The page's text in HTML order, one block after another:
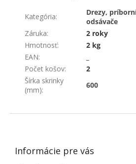
Kategória:
Drezy,
odsávače
Záruka:
2 roky
Hmotnosť:
2 kg
EAN:
Počet košov:
2
Šírka skrinky
(mm):
600
ZÁPÄTIE
Informácie pre vás